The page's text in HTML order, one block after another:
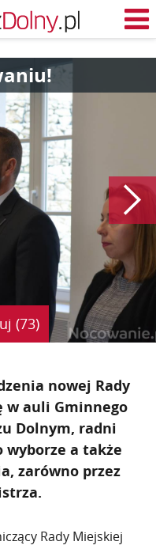
(73)
nowej Rady
w auli Gminnego
Dolnym, radni
a także
zarówno przez
Rady Miejskiej